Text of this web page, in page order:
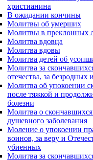
христианина
В ожидании кончины
Молитвы об умерших
Молитвы в преклонных
Молитва вдовца
Молитва вдовы
Молитва детей об
Молитва за
отечества, за безродных
Молитва об упокоении
после тяжкой и
болезни
Молитва о
душевного заболевания
Моление о упокоении
воинов, за веру и
убиенных
Молитва за